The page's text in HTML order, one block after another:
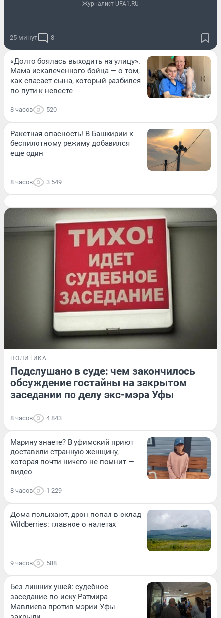
Журналист UFA1.RU
25 минут 8
«Долго боялась выходить на улицу».
Мама искалеченного бойца — о том,
как спасает сына, который разбился
по пути к невесте
8 часов 520
Ракетная опасность! В Башкирии к
беспилотному режиму добавился
еще один
8 часов 3 549
ПОЛИТИКА
Подслушано в суде: чем закончилось
обсуждение гостайны на закрытом
заседании по делу экс-мэра Уфы
8 часов 4 843
Марину знаете? В уфимский приют
доставили странную женщину,
которая почти ничего не помнит —
видео
8 часов 1 229
Дома полыхают, дрон попал в склад
Wildberries: главное о налетах
9 часов 588
Без лишних ушей: судебное
заседание по иску Ратмира
Мавлиева против мэрии Уфы